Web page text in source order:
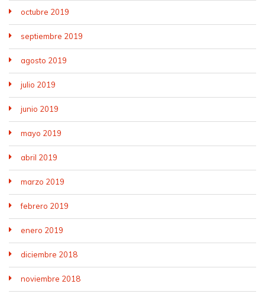
octubre 2019
septiembre 2019
agosto 2019
julio 2019
junio 2019
mayo 2019
abril 2019
marzo 2019
febrero 2019
enero 2019
diciembre 2018
noviembre 2018